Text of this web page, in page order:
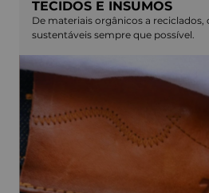
TECIDOS E INSUMOS
De materiais orgânicos a
sustentáveis sempre que possível.